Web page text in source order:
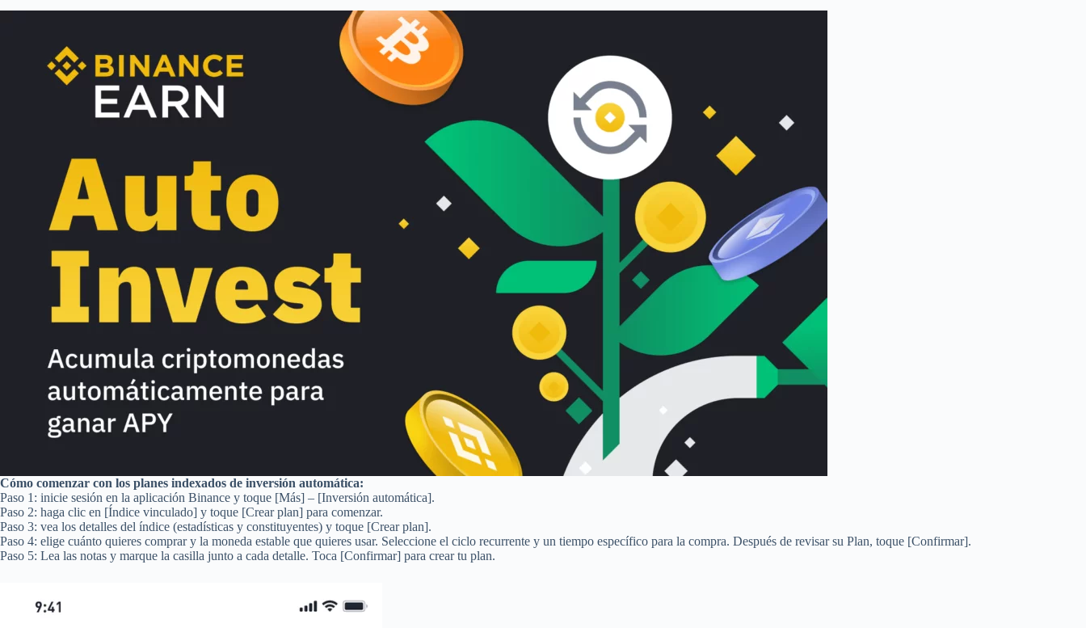
Cómo comenzar con los planes indexados de inversión automática:
Paso 1: inicie sesión en la aplicación Binance y toque [Más] – [Inversión automática].
Paso 2: haga clic en [Índice vinculado] y toque [Crear plan] para comenzar.
Paso 3: vea los detalles del índice (estadísticas y constituyentes) y toque [Crear plan].
Paso 4: elige cuánto quieres comprar y la moneda estable que quieres usar. Seleccione el ciclo recurrente y un tiempo específico para la compra. Después de revisar su Plan, toque [Confirmar].
Paso 5: Lea las notas y marque la casilla junto a cada detalle. Toca [Confirmar] para crear tu plan.